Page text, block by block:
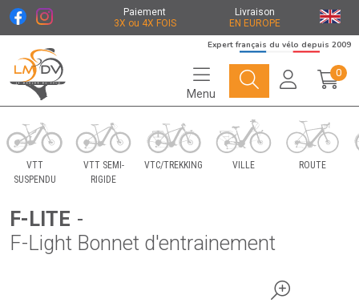
Paiement
3X ou 4X FOIS
Livraison
EN EUROPE
Le Marché du Vélo Votre distributeurs de vélo
Expert français du vélo depuis 2009
Menu
0
VTT
SUSPENDU
VTT SEMI-
RIGIDE
VTC/TREKKING VILLE ROUTE
F-LITE -
F-Light Bonnet d'entrainement